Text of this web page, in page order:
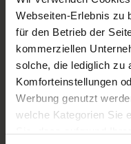
Webseiten-Erlebnis zu
für den Betrieb der
kommerziellen
solche, die lediglich zu
Komforteinstellungen
Werbung genutzt
welche Kategorien Sie
Sie, dass aufgrund
Zustand:
Partnerprogramm:
Datenspeicher:
Arbeitsspeicher:
Prozessor: